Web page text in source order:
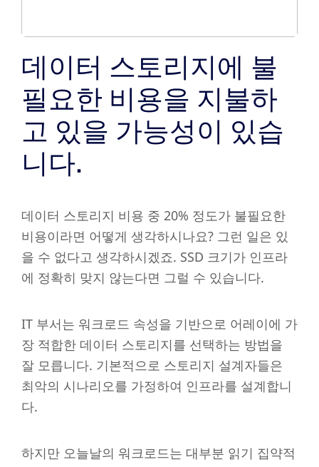
데이터 스토리지에 불
필요한 비용을 지불하
고 있을 가능성이 있습
니다.
데이터 스토리지 비용 중 20% 정도가 불필요한
비용이라면 어떻게 생각하시나요? 그런 일은 있
을 수 없다고 생각하시겠죠. SSD 크기가 인프라
에 정확히 맞지 않는다면 그럴 수 있습니다.
IT 부서는 워크로드 속성을 기반으로 어레이에 가
장 적합한 데이터 스토리지를 선택하는 방법을
잘 모릅니다. 기본적으로 스토리지 설계자들은
최악의 시나리오를 가정하여 인프라를 설계합니
다.
하지만 오늘날의 워크로드는 대부분 읽기 집약적